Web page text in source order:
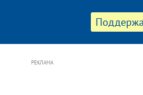
РЕКЛАМА